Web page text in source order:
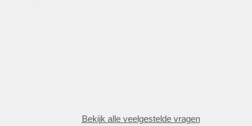
Bekijk alle veelgestelde vragen